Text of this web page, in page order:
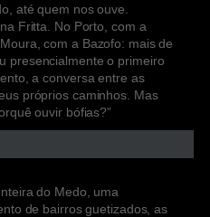
até quem nos ouve.
Fritta. No Porto, com a
com a Bazofo: mais de
presencialmente o primeiro
a conversa entre as
próprios caminhos. Mas
ouvir bófias?”
do Medo, uma
de bairros guetizados, as